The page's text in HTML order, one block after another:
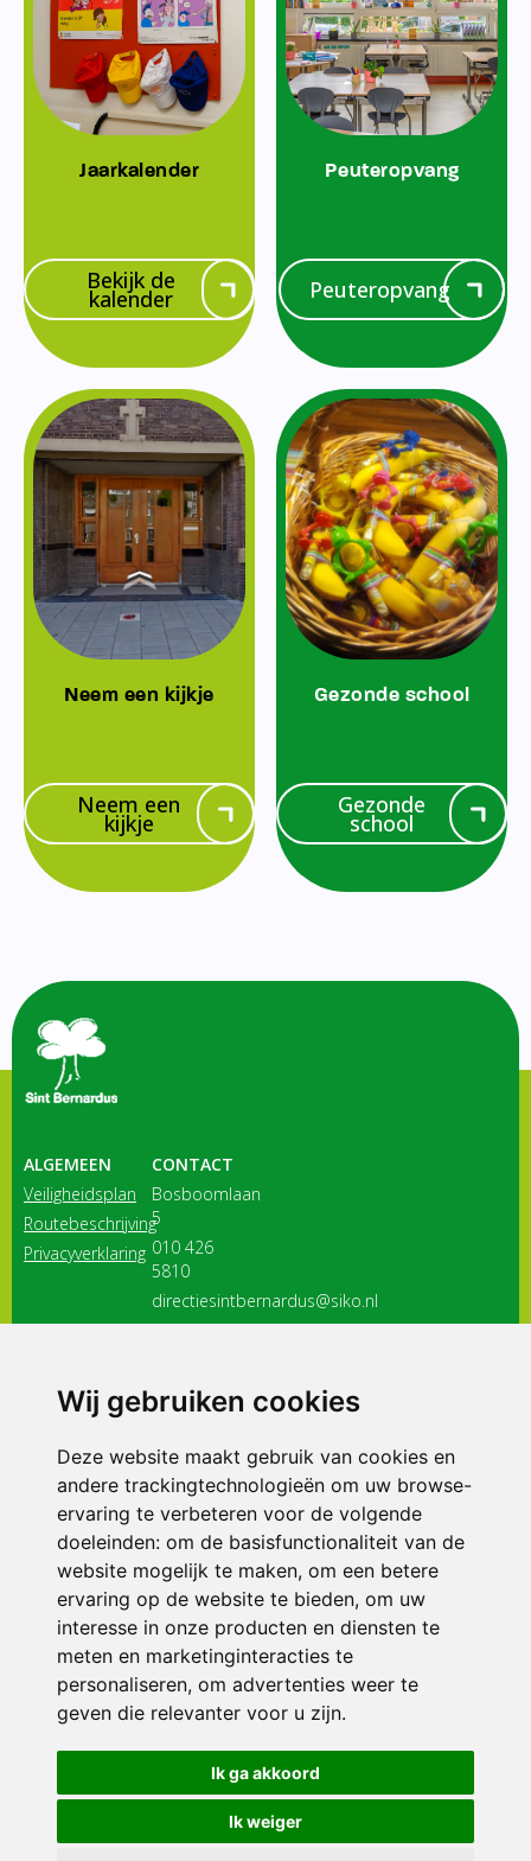
Wij gebruiken cookies
Deze website maakt gebruik van cookies en
andere trackingtechnologieën om uw browse-
ervaring te verbeteren voor de volgende
doeleinden: om de basisfunctionaliteit van de
website mogelijk te maken, om een betere
ervaring op de website te bieden, om uw
interesse in onze producten en diensten te
meten en marketinginteracties te
personaliseren, om advertenties weer te
geven die relevanter voor u zijn.
Ik ga akkoord
Ik weiger
Jaarkalender
Bekijk de
kalender
Peuteropvang
Peuteropvang
Neem een kijkje
Neem een
kijkje
Gezonde school
Gezonde
school
ALGEMEEN
Veiligheidsplan
Routebeschrijving
Privacyverklaring
CONTACT
Bosboomlaan
5
010 426
5810
directiesintbernardus@siko.nl
3116 JB
ONDERDEEL VAN
© 2026 Sint Bernardus | Alle rechten voorbehouden
Privacy policy|Disclaimer| Klachtenregeling|RSIN en Anbi
voorkeuren
Crealisatie The MindOffice